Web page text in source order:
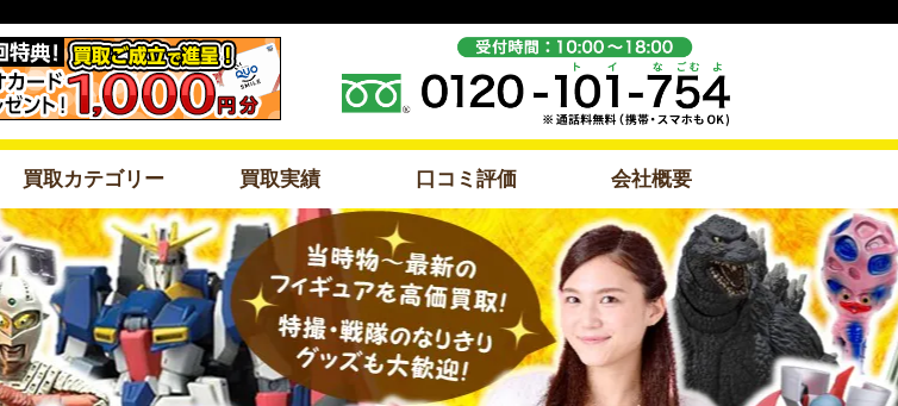
買取カテゴリー 買取実績 口コミ評価 会社概要